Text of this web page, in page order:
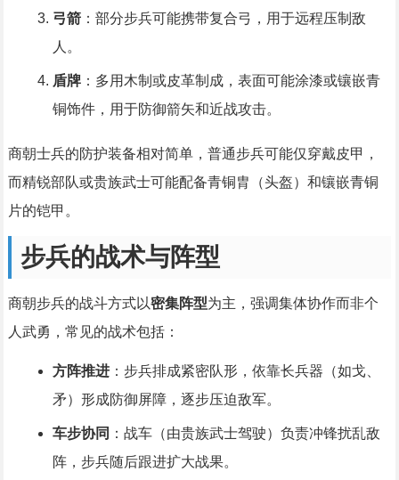
弓箭：部分步兵可能携带复合弓，用于远程压制敌
人。
盾牌：多用木制或皮革制成，表面可能涂漆或镶嵌青
铜饰件，用于防御箭矢和近战攻击。
商朝士兵的防护装备相对简单，普通步兵可能仅穿戴皮甲，
而精锐部队或贵族武士可能配备青铜胄（头盔）和镶嵌青铜
片的铠甲。
步兵的战术与阵型
商朝步兵的战斗方式以密集阵型为主，强调集体协作而非个
人武勇，常见的战术包括：
方阵推进：步兵排成紧密队形，依靠长兵器（如戈、
矛）形成防御屏障，逐步压迫敌军。
车步协同 ：战车（由贵族武士驾驶）负责冲锋扰乱敌
阵，步兵随后跟进扩大战果。